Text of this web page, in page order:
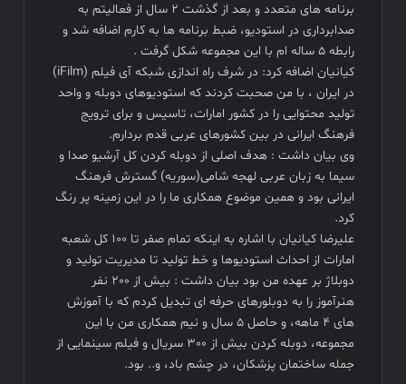
برنامه هاى متعدد و بعد از گذشت ٢ سال از فعاليتم به
صدابردارى در استوديو، ضبط برنامه ها به كارم اضافه شد و
رابطه ٥ ساله ام با اين مجموعه شکل گرفت .
کیانیان اضافه کرد: در شرف راه اندازی شبكه آى فيلم (iFilm)
در ايران ، با من صحبت كردند كه استوديوهاى دوبله و واحد
توليد محتوایى را در كشور امارات، تاسیس و براى ترويج
فرهنگ ايرانى در بين كشورهاى عربى قدم بردارم.
وی بیان داشت : هدف اصلى از دوبله كردن كل آرشيو صدا و
سيما به زبان عربى لهجه شامى(سوريه) گسترش فرهنگ
ایرانی بود و همین موضوع همکاری ما را در این زمینه پر رنگ
کرد.
علیرضا کیانیان با اشاره به اینکه تمام صفر تا ١٠٠ كل شعبه
امارات از احداث استوديوها و خط توليد تا مديريت توليد و
دوبلاژ بر عهده من بود بیان داشت : بيش از ٢٠٠ نفر
هنرآموز را به دوبلورهاى حرفه اى تبديل كردم که با آموزش
هاى ٤ ماهه، و حاصل ٥ سال و نيم همكارى من با اين
مجموعه، دوبله كردن بيش از ٣٠٠ سريال و فيلم سينمايى از
جمله ساختمان پزشكان، در چشم باد، و.. بود.